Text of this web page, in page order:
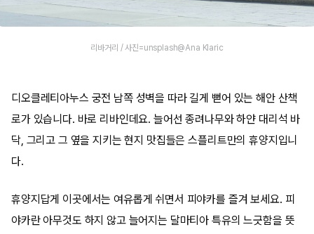
리바거리 / 사진=unsplash@Ana Klaric
디오클레티아누스 궁전 남쪽 성벽을 따라 길게 뻗어 있는 해안 산책
로가 있습니다. 바로 리바인데요. 늘어선 종려나무와 하얀 대리석 바
닥, 그리고 그 옆을 지키는 현지 맛집들은 스플리트만의 휴양지입니
다.
휴양지답게 이곳에서는 여유롭게 쉬면서 피야카를 즐겨 보세요. 피
야카란 아무것도 하지 않고 늘어지는 달마티아 특유의 느긋함을 뜻